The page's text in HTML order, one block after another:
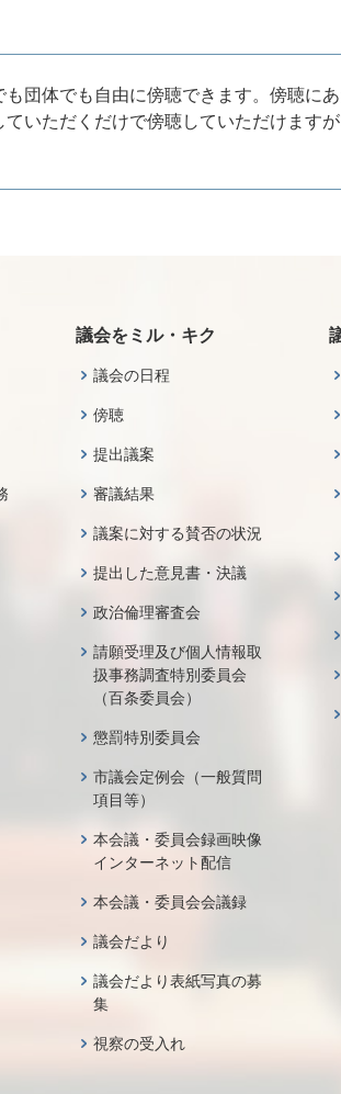
団体でも自由に傍聴できます。傍聴に
いただくだけで傍聴していただけます
議会をミル・キク
議会の日程
傍聴
提出議案
審議結果
議案に対する賛否の状況
提出した意見書・決議
政治倫理審査会
請願受理及び個人情報取
扱事務調査特別委員会
（百条委員会）
懲罰特別委員会
市議会定例会（一般質問
項目等）
本会議・委員会録画映像
インターネット配信
本会議・委員会会議録
議会だより
議会だより表紙写真の募
集
視察の受入れ